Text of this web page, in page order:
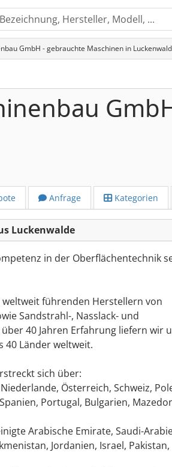
GmbH - gebrauchte Maschinen in
Anfrage Kategorien
Luckenwalde
in der Oberflächentechnik
führenden Herstellern von
Sandstrahl-, Nasslack- und
40 Jahren Erfahrung liefern wir
40 Länder weltweit.
sich über:
Österreich, Schweiz,
Portugal, Bulgarien,
Arabische Emirate, Saudi-
Jordanien, Israel, Pakistan,